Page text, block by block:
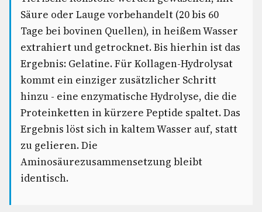
Säure oder Lauge vorbehandelt (20 bis 60
Tage bei bovinen Quellen), in heißem Wasser
extrahiert und getrocknet. Bis hierhin ist das
Ergebnis: Gelatine. Für Kollagen-Hydrolysat
kommt ein einziger zusätzlicher Schritt
hinzu - eine enzymatische Hydrolyse, die die
Proteinketten in kürzere Peptide spaltet. Das
Ergebnis löst sich in kaltem Wasser auf, statt
zu gelieren. Die
Aminosäurezusammensetzung bleibt
identisch.